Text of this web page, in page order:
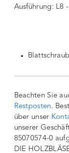
Ausführung: L8
Beachten Sie
Restposten.
über unser
unserer
85070574-0
DIE